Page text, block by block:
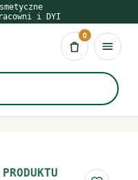
i DYI
Koszyk
0